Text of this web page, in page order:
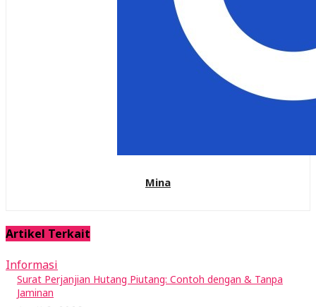
Mina
Artikel Terkait
Informasi
Surat Perjanjian Hutang Piutang: Contoh dengan & Tanpa
Jaminan